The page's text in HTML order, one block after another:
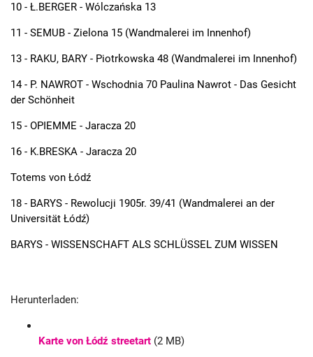
10 - Ł.BERGER - Wólczańska 13
11 - SEMUB - Zielona 15 (Wandmalerei im Innenhof)
13 - RAKU, BARY - Piotrkowska 48 (Wandmalerei im Innenhof)
14 - P. NAWROT - Wschodnia 70 Paulina Nawrot - Das Gesicht
der Schönheit
15 - OPIEMME - Jaracza 20
16 - K.BRESKA - Jaracza 20
Totems von Łódź
18 - BARYS - Rewolucji 1905r. 39/41 (Wandmalerei an der
Universität Łódź)
BARYS - WISSENSCHAFT ALS SCHLÜSSEL ZUM WISSEN
Herunterladen:
Karte von Łódź streetart (2 MB)